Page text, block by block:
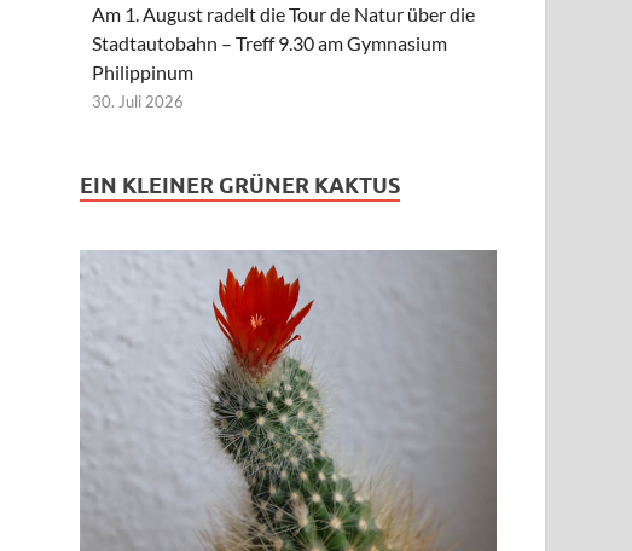
Am 1. August radelt die Tour de Natur über die
Stadtautobahn – Treff 9.30 am Gymnasium
Philippinum
30. Juli 2026
EIN KLEINER GRÜNER KAKTUS